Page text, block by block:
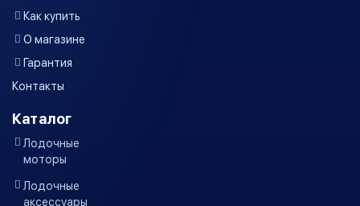
Как купить
О магазине
Гарантия
Контакты
Каталог
Лодочные
моторы
Лодочные
аксессуары